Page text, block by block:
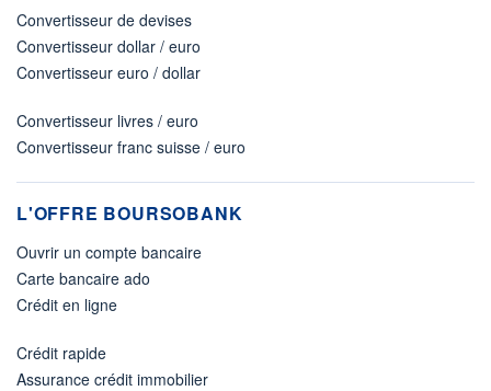
Convertisseur de devises
Convertisseur dollar / euro
Convertisseur euro / dollar
Convertisseur livres / euro
Convertisseur franc suisse / euro
L'OFFRE BOURSOBANK
Ouvrir un compte bancaire
Carte bancaire ado
Crédit en ligne
Crédit rapide
Assurance crédit immobilier